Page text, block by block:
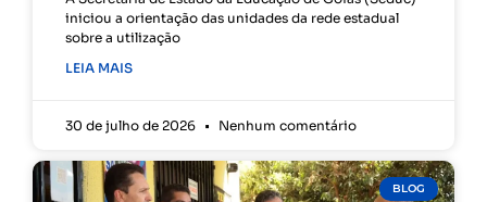
iniciou a orientação das unidades da rede estadual
sobre a utilização
LEIA MAIS
30 de julho de 2026 Nenhum comentário
BLOG